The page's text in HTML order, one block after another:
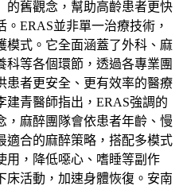
的舊觀念，幫助高齡患者更快
ERAS並非單一治療技術，
模式。它全面涵蓋了外科、麻
科等各個環節，透過各專業團
患者更安全、更有效率的醫療
建青醫師指出，ERAS強調的
，麻醉團隊會依患者年齡、慢
適合的麻醉策略，搭配多模式
用，降低噁心、嗜睡等副作
床活動，加速身體恢復。安南